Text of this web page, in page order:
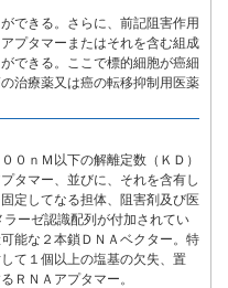
できる。さらに、前記阻害作用
プタマーまたはそれを含む組成
できる。ここで標的細胞が癌細
治療薬又は癌の転移抑制用医薬
０ｎＭ以下の解離定数（ＫＤ）
タマー、並びに、それを含有し
定してなる担体、阻害剤及び医
ーゼ認識配列が付加されてい
能な２本鎖ＤＮＡベクター。特
て１個以上の塩基の欠失、置
ＲＮＡアプタマー。